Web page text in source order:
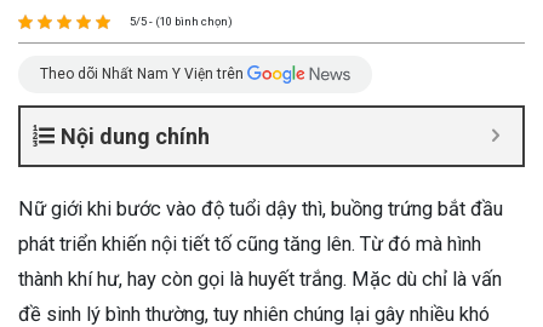
5/5 - (10 bình chọn)
Theo dõi Nhất Nam Y Viện trên
Nội dung chính
Nữ giới khi bước vào độ tuổi dậy thì, buồng trứng bắt đầu
phát triển khiến nội tiết tố cũng tăng lên. Từ đó mà hình
thành khí hư, hay còn gọi là huyết trắng. Mặc dù chỉ là vấn
đề sinh lý bình thường, tuy nhiên chúng lại gây nhiều khó